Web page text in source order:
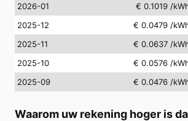
2026-01
€ 0.1019 /
2025-12
€ 0.0479 /
2025-11
€ 0.0637 /
2025-10
€ 0.0576 /
2025-09
€ 0.0476 /
Waarom uw rekening hoger is